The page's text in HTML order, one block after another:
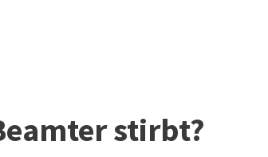
stirbt?